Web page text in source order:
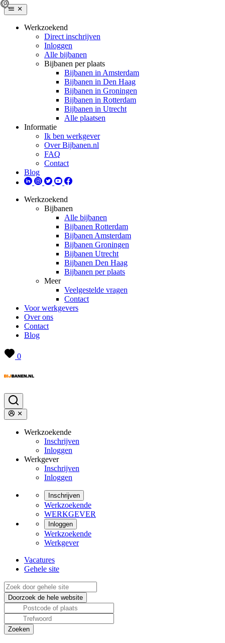
Werkzoekend
Direct inschrijven
Inloggen
Alle bijbanen
Bijbanen per plaats
Bijbanen in Amsterdam
Bijbanen in Den Haag
Bijbanen in Groningen
Bijbanen in Rotterdam
Bijbanen in Utrecht
Alle plaatsen
Informatie
Ik ben werkgever
Over Bijbanen.nl
FAQ
Contact
Blog
Werkzoekend
Bijbanen
Alle bijbanen
Bijbanen Rotterdam
Bijbanen Amsterdam
Bijbanen Groningen
Bijbanen Utrecht
Bijbanen Den Haag
Bijbanen per plaats
Meer
Veelgestelde vragen
Contact
Voor werkgevers
Over ons
Contact
Blog
0
Werkzoekende
Inschrijven
Inloggen
Werkgever
Inschrijven
Inloggen
Inschrijven
Werkzoekende
WERKGEVER
Inloggen
Werkzoekende
Werkgever
Vacatures
Gehele site